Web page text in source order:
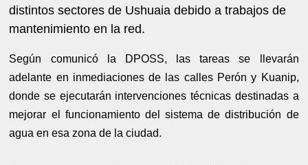
distintos sectores de Ushuaia debido a trabajos de
mantenimiento en la red.
Según comunicó la DPOSS, las tareas se llevarán
adelante en inmediaciones de las calles Perón y Kuanip,
donde se ejecutarán intervenciones técnicas destinadas a
mejorar el funcionamiento del sistema de distribución de
agua en esa zona de la ciudad.